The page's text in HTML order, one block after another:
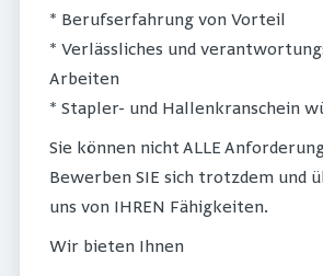
* Berufserfahrung von Vorteil
* Verlässliches und
Arbeiten
* Stapler- und Hallenkranschein
Sie können nicht ALLE
Bewerben SIE sich trotzdem und
uns von IHREN Fähigkeiten.
Wir bieten Ihnen